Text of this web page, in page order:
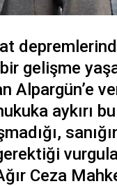
gelişme
Alpargün’e
aykırı
Ceza